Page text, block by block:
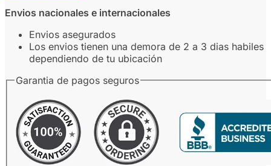
Envios nacionales e internacionales
Envios asegurados
Los envios tienen una demora de 2 a 3 dias habiles
dependiendo de tu ubicación
Garantia de pagos seguros